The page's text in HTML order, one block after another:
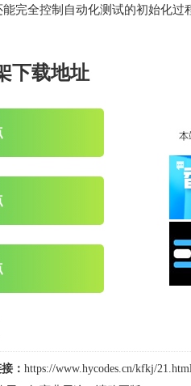
完全控制自动化测试的初始化过
下载地址
： https://www.hycodes.cn/kfkj/